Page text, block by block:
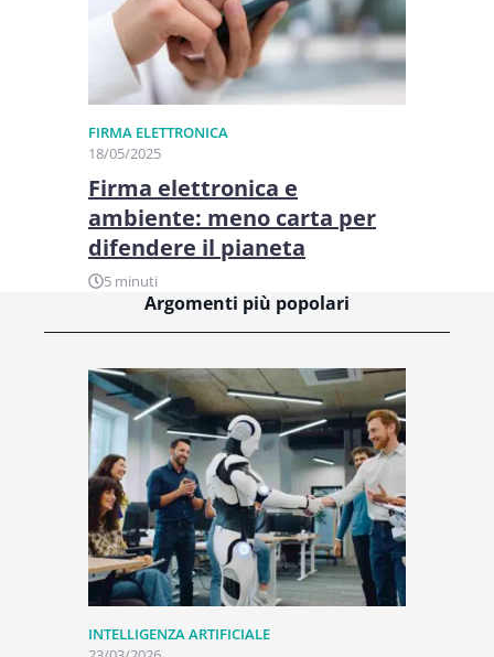
FIRMA ELETTRONICA
18/05/2025
Firma elettronica e
ambiente: meno carta per
difendere il pianeta
5 minuti
Argomenti più popolari
INTELLIGENZA ARTIFICIALE